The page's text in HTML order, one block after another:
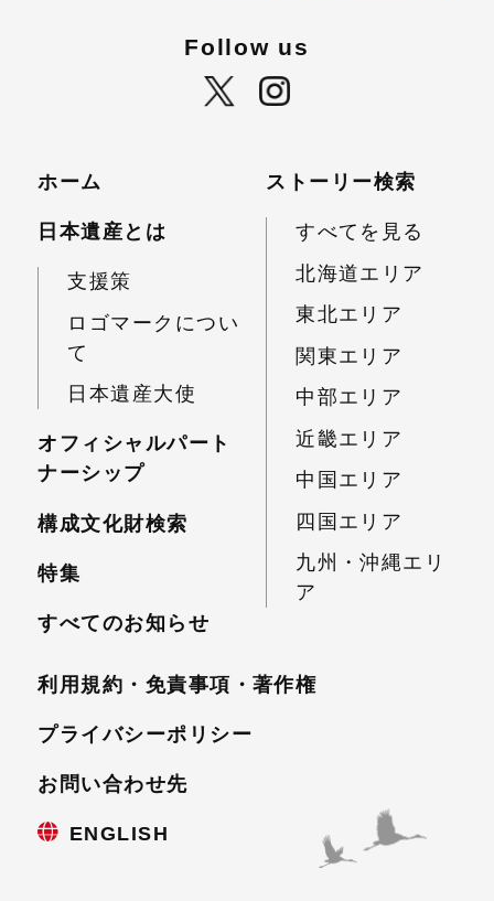
Follow us
ホーム
日本遺産とは
支援策
ロゴマークについ
て
日本遺産大使
オフィシャルパート
ナーシップ
構成文化財検索
特集
すべてのお知らせ
ストーリー検索
すべてを見る
北海道エリア
東北エリア
関東エリア
中部エリア
近畿エリア
中国エリア
四国エリア
九州・沖縄エリ
ア
利用規約・免責事項・著作権
プライバシーポリシー
お問い合わせ先
ENGLISH